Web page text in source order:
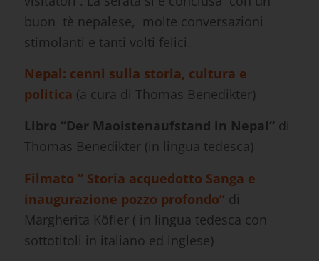
buon tè nepalese, molte conversazioni
stimolanti e tanti volti felici.
Nepal: cenni sulla storia, cultura e
politica (a cura di Thomas Benedikter)
Libro “Der Maoistenaufstand in Nepal“ di
Thomas Benedikter (in lingua tedesca)
Filmato ” Storia acquedotto Sanga e
inaugurazione pozzo profondo”di
Margherita Köfler ( in lingua tedesca con
sottotitoli in italiano ed inglese)